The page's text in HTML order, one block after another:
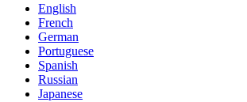
English
French
German
Portuguese
Spanish
Russian
Japanese